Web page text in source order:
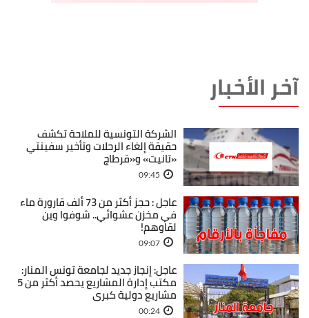
آخر الأخبار
الشركة التونسية للملاحة تكشف
حقيقة إلغاء الرحلات وتأخير سفينتي
«تانيت» و«قرطاج
09:45
عاجل : حجز أكثر من 73 ألف قارورة ماء
في مخزن عشوائي.. شوفوا وين
لقاوهم!
09:07
عاجل: إنجاز جديد لجامعة تونس المنار:
مكتب إدارة المشاريع يحصد أكثر من 5
مشاريع دولية كبرى
00:24